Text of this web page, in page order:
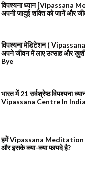
विपश्यना ध्यान [Vipassana
अपनी जादुई शक्ति को जानें और
विपश्यना मेडिटेशन (
अपने जीवन में लाए उत्साह और
Bye
भारत में 21 सर्वश्रेष्ठ विपश्यना
Vipassana Centre In
हमें Vipassana Meditation
और इसके क्या-क्या फायदे है?